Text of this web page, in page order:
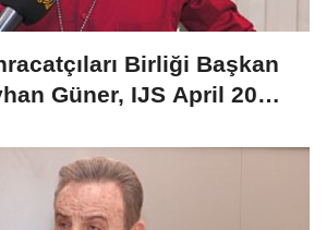
Birliği Başkan
Güner, IJS April 2025